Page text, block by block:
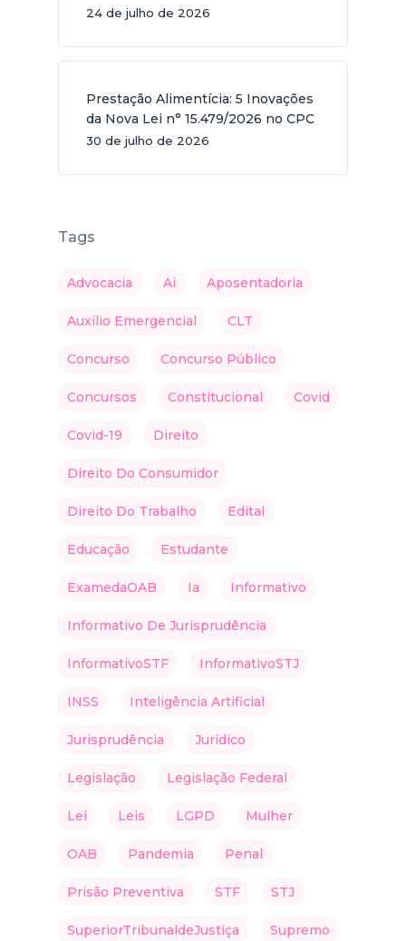
24 de julho de 2026
Prestação Alimentícia: 5 Inovações
da Nova Lei n° 15.479/2026 no CPC
30 de julho de 2026
Tags
Advocacia Ai Aposentadoria
Auxílio Emergencial CLT
Concurso Concurso Público
Concursos Constitucional Covid
Covid-19 Direito
Direito Do Consumidor
Direito Do Trabalho Edital
Educação Estudante
ExamedaOAB Ia Informativo
Informativo De Jurisprudência
InformativoSTF InformativoSTJ
INSS Inteligência Artificial
Jurisprudência Jurídico
Legislação Legislação Federal
Lei Leis LGPD Mulher
OAB Pandemia Penal
Prisão Preventiva STF STJ
SuperiorTribunaldeJustiça Supremo